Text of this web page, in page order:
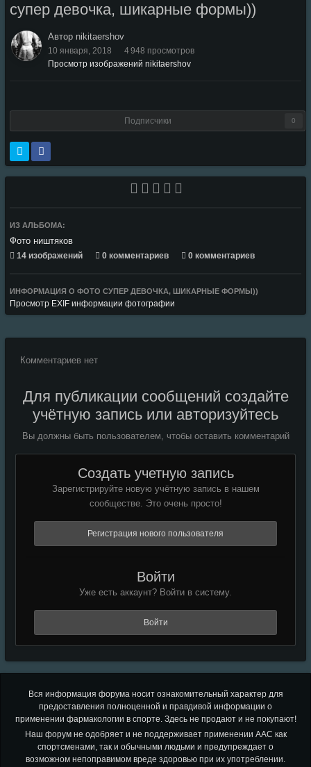
супер девочка, шикарные формы))
Автор nikitaershov
10 января, 2018
4 948 просмотров
Просмотр изображений nikitaershov
Подписчики 0
ИЗ АЛЬБОМА:
Фото ништяков
14 изображений 0 комментариев 0 комментариев
ИНФОРМАЦИЯ О ФОТО СУПЕР ДЕВОЧКА, ШИКАРНЫЕ ФОРМЫ))
Просмотр EXIF информации фотографии
Комментариев нет
Для публикации сообщений создайте
учётную запись или авторизуйтесь
Вы должны быть пользователем, чтобы оставить комментарий
Создать учетную запись
Зарегистрируйте новую учётную запись в нашем
сообществе. Это очень просто!
Регистрация нового пользователя
Войти
Уже есть аккаунт? Войти в систему.
Войти
Вся информация форума носит ознакомительный характер для
предоставления полноценной и правдивой информации о
применении фармакологии в спорте. Здесь не продают и не покупают!
Наш форум не одобряет и не поддерживает применении ААС как
спортсменами, так и обычными людьми и предупреждает о
возможном непоправимом вреде здоровью при их употреблении.